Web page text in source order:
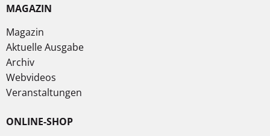
MAGAZIN
Magazin
Aktuelle Ausgabe
Archiv
Webvideos
Veranstaltungen
ONLINE-SHOP